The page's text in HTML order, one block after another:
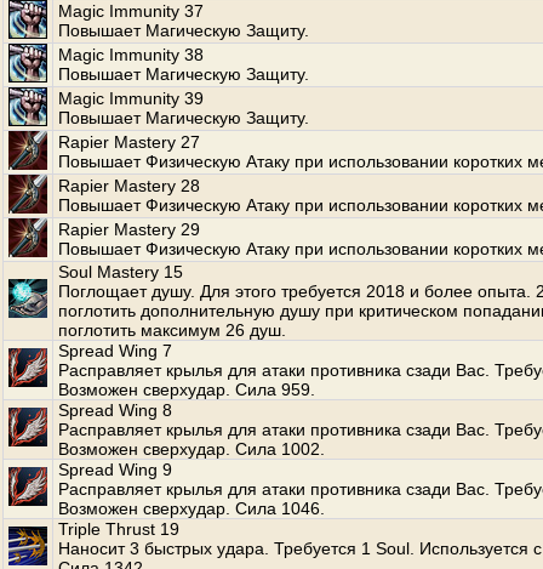
Magic Immunity 37
Повышает Магическую Защиту.
Magic Immunity 38
Повышает Магическую Защиту.
Magic Immunity 39
Повышает Магическую Защиту.
Rapier Mastery 27
Повышает Физическую Атаку при использовании коротких
Rapier Mastery 28
Повышает Физическую Атаку при использовании коротких
Rapier Mastery 29
Повышает Физическую Атаку при использовании коротких
Soul Mastery 15
Поглощает душу. Для этого требуется 2018 и более опыта.
поглотить дополнительную душу при критическом
поглотить максимум 26 душ.
Spread Wing 7
Расправляет крылья для атаки противника сзади Вас.
Возможен сверхудар. Сила 959.
Spread Wing 8
Расправляет крылья для атаки противника сзади Вас.
Возможен сверхудар. Сила 1002.
Spread Wing 9
Расправляет крылья для атаки противника сзади Вас.
Возможен сверхудар. Сила 1046.
Triple Thrust 19
Наносит 3 быстрых удара. Требуется 1 Soul. Используется